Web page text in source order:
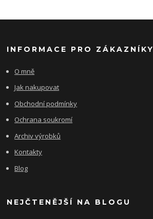
INFORMACE PRO ZÁKAZNÍKY
O mně
Jak nakupovat
Obchodní podmínky
Ochrana soukromí
Archiv výrobků
Kontakty
Blog
NEJČTENĚJŠÍ NA BLOGU